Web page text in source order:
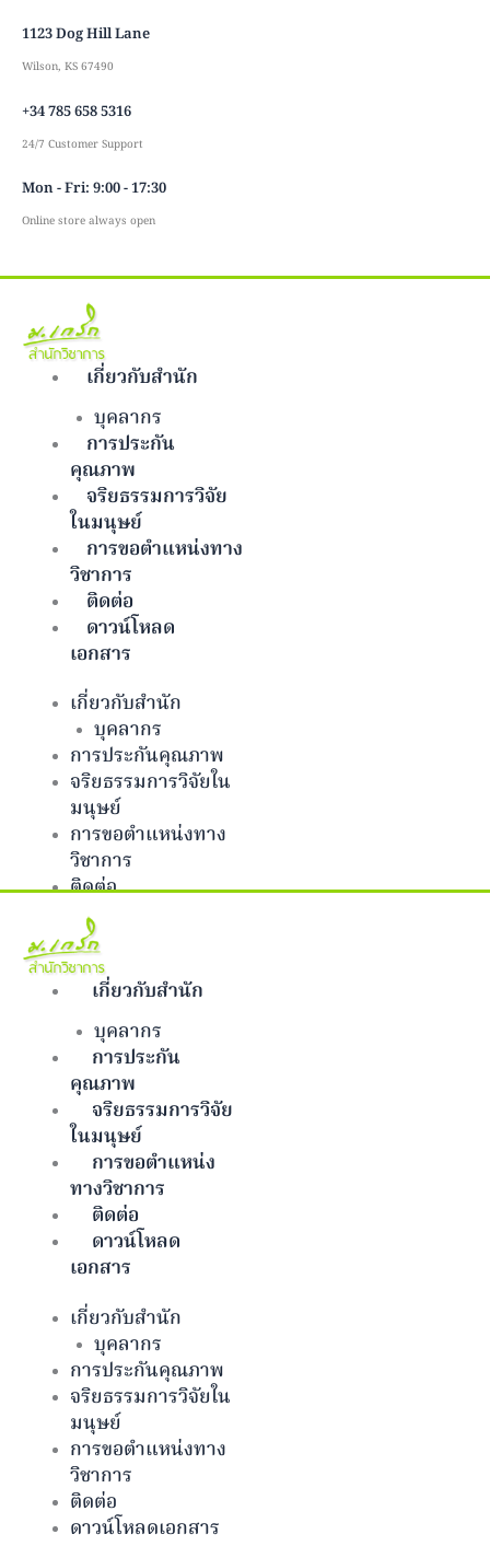
content
1123 Dog Hill Lane
Wilson, KS 67490
+34 785 658 5316
24/7 Customer Support
Mon - Fri: 9:00 - 17:30
Online store always open
เกี่ยวกับสำนัก
บุคลากร
การประกัน
คุณภาพ
จริยธรรมการวิจัย
ในมนุษย์
การขอตำแหน่งทาง
วิชาการ
ติดต่อ
ดาวน์โหลด
เอกสาร
เกี่ยวกับสำนัก
บุคลากร
การประกันคุณภาพ
จริยธรรมการวิจัยใน
มนุษย์
การขอตำแหน่งทาง
วิชาการ
ติดต่อ
ดาวน์โหลดเอกสาร
เกี่ยวกับสำนัก
บุคลากร
การประกัน
คุณภาพ
จริยธรรมการวิจัย
ในมนุษย์
การขอตำแหน่ง
ทางวิชาการ
ติดต่อ
ดาวน์โหลด
เอกสาร
เกี่ยวกับสำนัก
บุคลากร
การประกันคุณภาพ
จริยธรรมการวิจัยใน
มนุษย์
การขอตำแหน่งทาง
วิชาการ
ติดต่อ
ดาวน์โหลดเอกสาร